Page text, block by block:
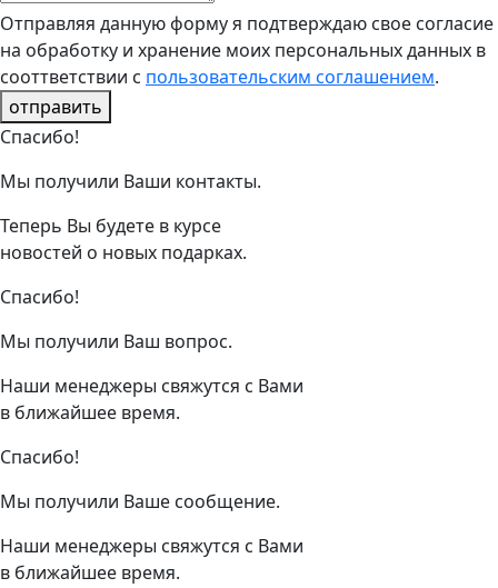
Отправляя данную форму я подтверждаю свое согласие
на обработку и хранение моих персональных данных в
сооттветствии с пользовательским соглашением.
отправить
Спасибо!
Мы получили Ваши контакты.
Теперь Вы будете в курсе
новостей о новых подарках.
Спасибо!
Мы получили Ваш вопрос.
Наши менеджеры свяжутся с Вами
в ближайшее время.
Спасибо!
Мы получили Ваше сообщение.
Наши менеджеры свяжутся с Вами
в ближайшее время.